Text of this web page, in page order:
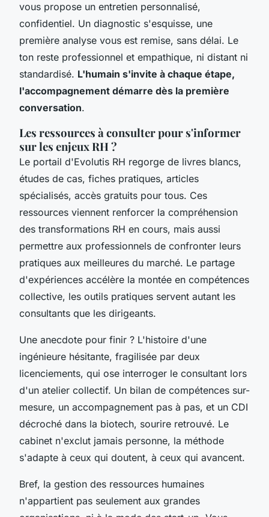
vous propose un entretien personnalisé,
confidentiel. Un diagnostic s'esquisse, une
première analyse vous est remise, sans délai. Le
ton reste professionnel et empathique, ni distant ni
standardisé. L'humain s'invite à chaque étape,
l'accompagnement démarre dès la première
conversation.
Les ressources à consulter pour s'informer
sur les enjeux RH ?
Le portail d'Evolutis RH regorge de livres blancs,
études de cas, fiches pratiques, articles
spécialisés, accès gratuits pour tous. Ces
ressources viennent renforcer la compréhension
des transformations RH en cours, mais aussi
permettre aux professionnels de confronter leurs
pratiques aux meilleures du marché. Le partage
d'expériences accélère la montée en compétences
collective, les outils pratiques servent autant les
consultants que les dirigeants.
Une anecdote pour finir ? L'histoire d'une
ingénieure hésitante, fragilisée par deux
licenciements, qui ose interroger le consultant lors
d'un atelier collectif. Un bilan de compétences sur-
mesure, un accompagnement pas à pas, et un CDI
décroché dans la biotech, sourire retrouvé. Le
cabinet n'exclut jamais personne, la méthode
s'adapte à ceux qui doutent, à ceux qui avancent.
Bref, la gestion des ressources humaines
n'appartient pas seulement aux grandes